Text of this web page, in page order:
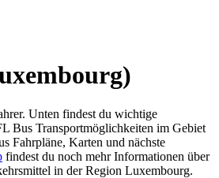
Unten findest du wichtige
Bus Transportmöglichkeiten im Gebiet
Fahrpläne, Karten und nächste
findest du noch mehr Informationen über
in der Region Luxembourg.